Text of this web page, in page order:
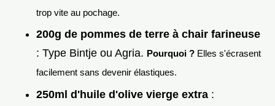
trop vite au pochage.
200g de pommes de terre à chair farineuse
: Type Bintje ou Agria. Pourquoi ? Elles s'écrasent
facilement sans devenir élastiques.
250ml d'huile d'olive vierge extra :